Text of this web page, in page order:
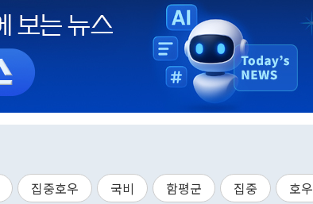
집중호우 국비 함평군 집중
호우